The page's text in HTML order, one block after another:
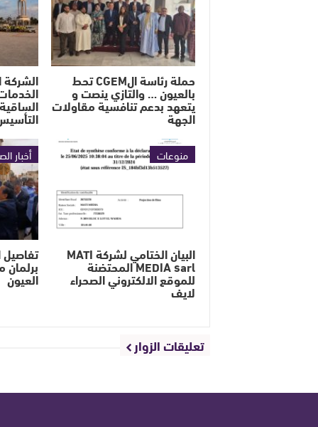
حملة رئاسة الCGEM تحط
بالعيون … والتازي ينصت و
يتعهد بدعم تنافسية مقاولات
الجهة
منوعات
البيان الختامي لشركة MATI
MEDIA sarl المحتضنة
للموقع الالكتروني الصحراء
لايف
أخبار
تفاصيل
برلمان
العيون
تعليقات الزوار